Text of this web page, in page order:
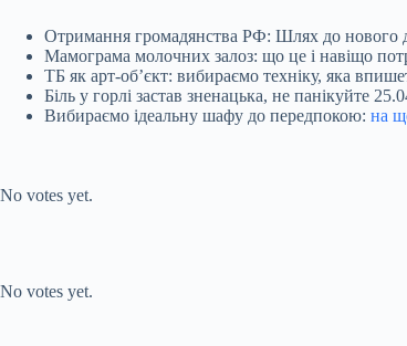
Отримання громадянства РФ: Шлях до нового
Мамограма молочних залоз: що це і навіщо
ТБ як арт-об’єкт: вибираємо техніку, яка
Біль у горлі застав зненацька, не панікуйте
Вибираємо ідеальну шафу до передпокою: на
No votes yet.
No votes yet.